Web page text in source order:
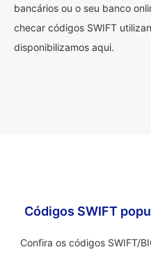
bancários ou o seu banco
checar códigos SWIFT
disponibilizamos aqui.
Códigos SWIFT
Confira os códigos SWIFT/